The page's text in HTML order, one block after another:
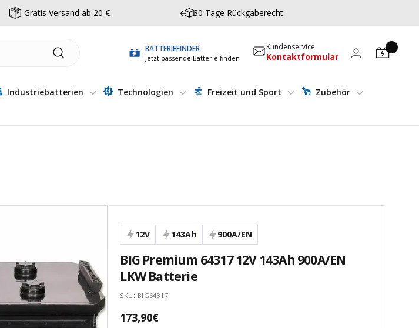
Gratis Versand ab 20 € 30 Tage Rückgaberecht
BATTERIEFINDER
Jetzt passende Batterie finden
Kundenservice
Kontaktformular
Industriebatterien Technologien Freizeit und Sport
Zubehör
12V 143Ah 900A/EN
BIG Premium 64317 12V 143Ah 900A/EN
LKW Batterie
SKU: BIG64317
Angebotspreis
173,90€